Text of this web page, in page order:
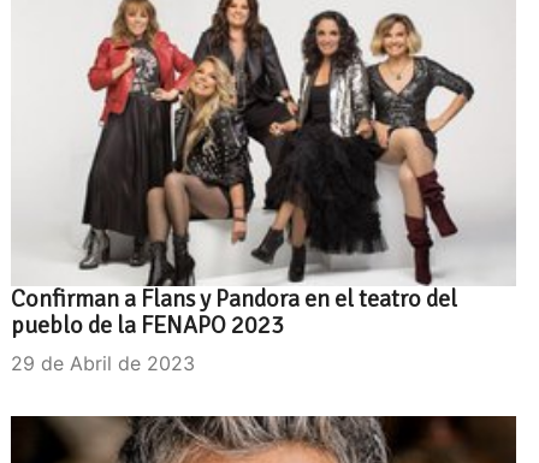
Confirman a Flans y Pandora en el teatro del
pueblo de la FENAPO 2023
29 de Abril de 2023